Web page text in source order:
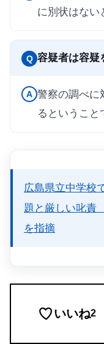
に別状はない
Q 容疑者は容疑
A 警察の調べに
るということ
広島県立中学校
題と厳しい叱責
を指摘
いいね2